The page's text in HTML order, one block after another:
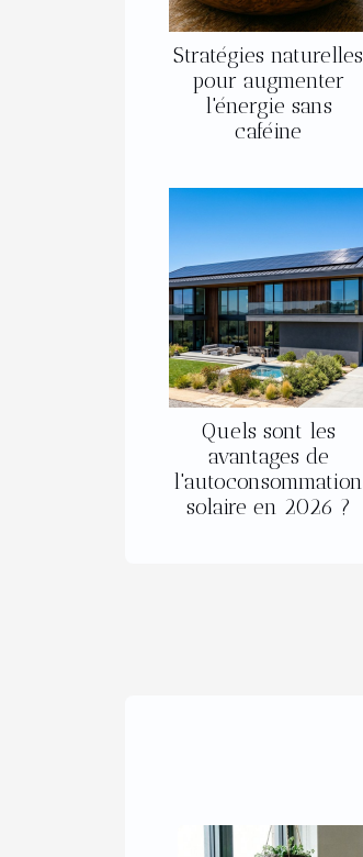
Stratégies naturelles
pour augmenter
l'énergie sans
caféine
Quels sont les
avantages de
l'autoconsommation
solaire en 2026 ?